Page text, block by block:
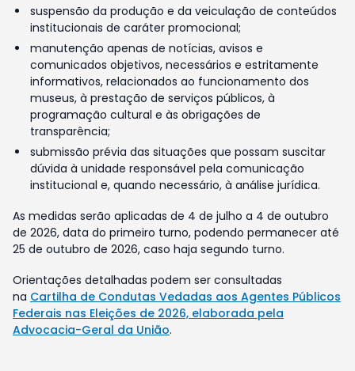
suspensão da produção e da veiculação de conteúdos
institucionais de caráter promocional;
manutenção apenas de notícias, avisos e
comunicados objetivos, necessários e estritamente
informativos, relacionados ao funcionamento dos
museus, à prestação de serviços públicos, à
programação cultural e às obrigações de
transparência;
submissão prévia das situações que possam suscitar
dúvida à unidade responsável pela comunicação
institucional e, quando necessário, à análise jurídica.
As medidas serão aplicadas de 4 de julho a 4 de outubro
de 2026, data do primeiro turno, podendo permanecer até
25 de outubro de 2026, caso haja segundo turno.
Orientações detalhadas podem ser consultadas
na Cartilha de Condutas Vedadas aos Agentes Públicos
Federais nas Eleições de 2026, elaborada pela
Advocacia-Geral da União.